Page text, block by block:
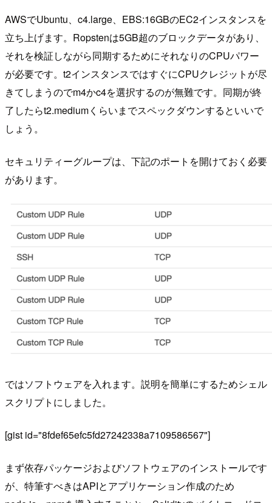
AWSでUbuntu、c4.large、EBS:16GBのEC2インスタンスを
立ち上げます。Ropstenは5GB超のブロックデータがあり、
それを検証しながら同期するためにそれなりのCPUパワー
が必要です。t2インスタンスではすぐにCPUクレジットが尽
きてしまうのでm4かc4を選択するのが無難です。同期が終
了したらt2.mediumくらいまでスペックダウンするといいで
しょう。
セキュリティーグループは、下記のポートを開けておく必要
があります。
ではソフトウェアを入れます。説明を簡単にするためシェル
スクリプトにしました。
[gist id="8fdef65efc5fd27242338a7109586567"]
まず依存パッケージおよびソフトウェアのインストールです
が、特筆すべきはAPIとアプリケーション作成のため